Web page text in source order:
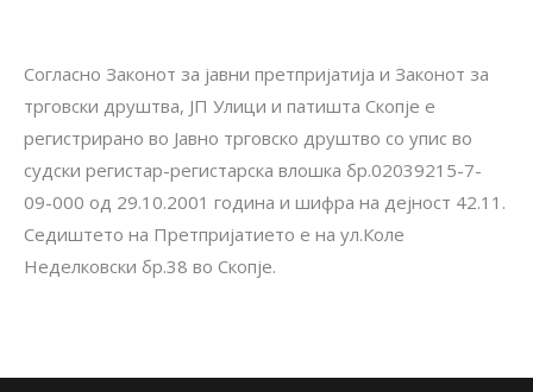
Согласно Законот за јавни претпријатија и Законот за
трговски друштва, ЈП Улици и патишта Скопје е
регистрирано во Јавно трговско друштво со упис во
судски регистар-регистарска влошка бр.02039215-7-
09-000 од 29.10.2001 година и шифра на дејност 42.11.
Седиштето на Претпријатието е на ул.Коле
Неделковски бр.38 во Скопје.